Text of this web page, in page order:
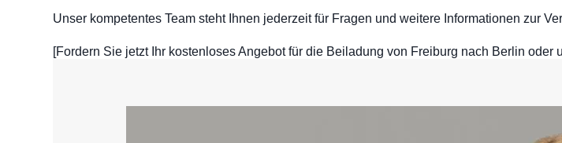
Unser kompetentes Team steht Ihnen jederzeit für Fragen und weitere Informationen zur
[Fordern Sie jetzt Ihr kostenloses Angebot für die Beiladung von Freiburg nach Berlin